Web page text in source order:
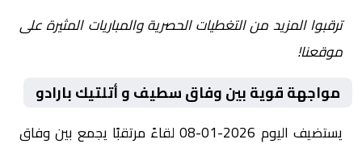
ترقبوا المزيد من التغطيات الحصرية والمباريات المثيرة على
موقعنا!
مواجهة قوية بين وفاق سطيف و أتلتيك بارادو
يستضيف اليوم 2026-01-08 لقاءً مرتقبًا يجمع بين وفاق